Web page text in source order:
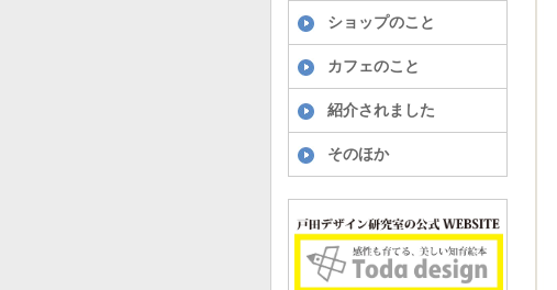
ショップのこと
カフェのこと
紹介されました
そのほか